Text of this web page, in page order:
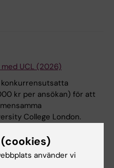
UCL (2026)
kr per ansökan) för att
College London.
använder vi